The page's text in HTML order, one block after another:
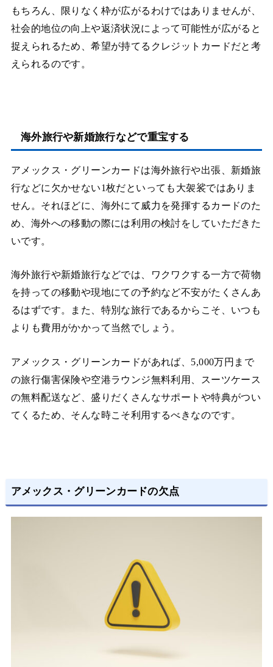
もちろん、限りなく枠が広がるわけではありませんが、
社会的地位の向上や返済状況によって可能性が広がると
捉えられるため、希望が持てるクレジットカードだと考
えられるのです。
海外旅行や新婚旅行などで重宝する
アメックス・グリーンカードは海外旅行や出張、新婚旅
行などに欠かせない1枚だといっても大袈裟ではありま
せん。それほどに、海外にて威力を発揮するカードのた
め、海外への移動の際には利用の検討をしていただきた
いです。
海外旅行や新婚旅行などでは、ワクワクする一方で荷物
を持っての移動や現地にての予約など不安がたくさんあ
るはずです。また、特別な旅行であるからこそ、いつも
よりも費用がかかって当然でしょう。
アメックス・グリーンカードがあれば、5,000万円まで
の旅行傷害保険や空港ラウンジ無料利用、スーツケース
の無料配送など、盛りだくさんなサポートや特典がつい
てくるため、そんな時こそ利用するべきなのです。
アメックス・グリーンカードの欠点